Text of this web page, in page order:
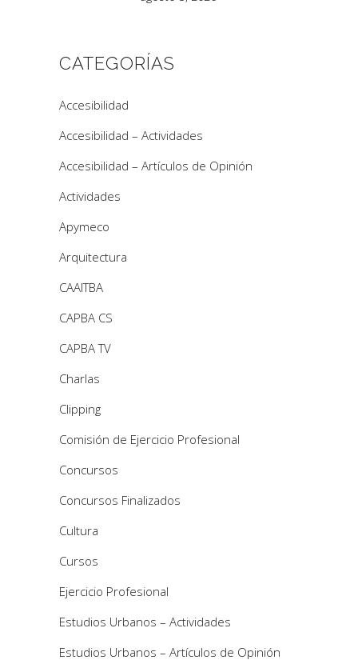
CATEGORÍAS
Accesibilidad
Accesibilidad – Actividades
Accesibilidad – Artículos de Opinión
Actividades
Apymeco
Arquitectura
CAAITBA
CAPBA CS
CAPBA TV
Charlas
Clipping
Comisión de Ejercicio Profesional
Concursos
Concursos Finalizados
Cultura
Cursos
Ejercicio Profesional
Estudios Urbanos – Actividades
Estudios Urbanos – Artículos de Opinión